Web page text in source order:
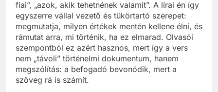
fiai”, „azok, akik tehetnének valamit”. A lírai én így
egyszerre vállal vezető és tükörtartó szerepet:
megmutatja, milyen értékek mentén kellene élni, és
rámutat arra, mi történik, ha ez elmarad. Olvasói
szempontból ez azért hasznos, mert így a vers
nem „távoli” történelmi dokumentum, hanem
megszólítás: a befogadó bevonódik, mert a
szöveg rá is számít.